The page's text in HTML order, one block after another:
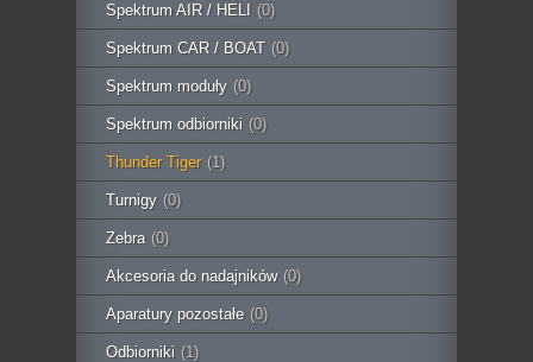
Spektrum AIR / HELI (0)
Spektrum CAR / BOAT (0)
Spektrum moduły (0)
Spektrum odbiorniki (0)
Thunder Tiger (1)
Turnigy (0)
Zebra (0)
Akcesoria do nadajników (0)
Aparatury pozostałe (0)
Odbiorniki (1)